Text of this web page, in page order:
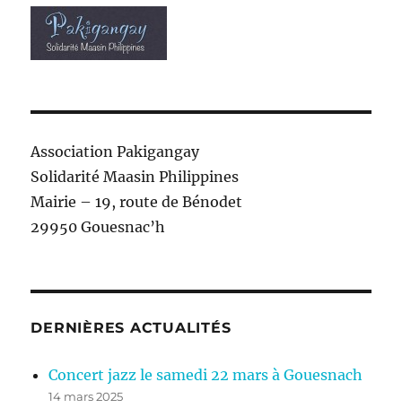
Association Pakigangay
Solidarité Maasin Philippines
Mairie – 19, route de Bénodet
29950 Gouesnac’h
DERNIÈRES ACTUALITÉS
Concert jazz le samedi 22 mars à Gouesnach
14 mars 2025